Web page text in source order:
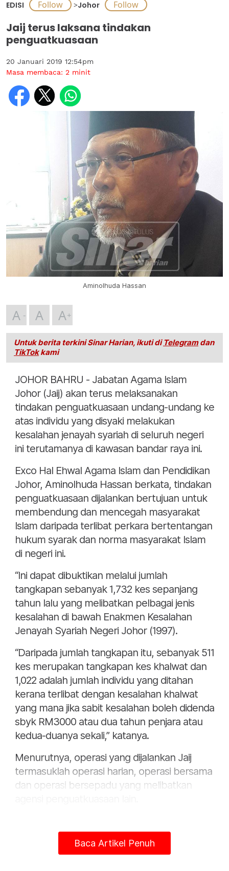
EDISI >Johor
Jaij terus laksana tindakan
penguatkuasaan
20 Januari 2019 12:54pm
Masa membaca: 2 minit
Aminolhuda Hassan
A A A
Untuk berita terkini Sinar Harian, ikuti di Telegramdan
TikTokkami
JOHOR BAHRU - Jabatan Agama Islam
Johor (Jaij) akan terus melaksanakan
tindakan penguatkuasaan undang-undang ke
atas individu yang disyaki melakukan
kesalahan jenayah syariah di seluruh negeri
ini terutamanya di kawasan bandar raya ini.
Exco Hal Ehwal Agama Islam dan Pendidikan
Johor, Aminolhuda Hassan berkata, tindakan
penguatkuasaan dijalankan bertujuan untuk
membendung dan mencegah masyarakat
Islam daripada terlibat perkara bertentangan
hukum syarak dan norma masyarakat Islam
di negeri ini.
“Ini dapat dibuktikan melalui jumlah
tangkapan sebanyak 1,732 kes sepanjang
tahun lalu yang melibatkan pelbagai jenis
kesalahan di bawah Enakmen Kesalahan
Jenayah Syariah Negeri Johor (1997).
“Daripada jumlah tangkapan itu, sebanyak 511
kes merupakan tangkapan kes khalwat dan
1,022 adalah jumlah individu yang ditahan
kerana terlibat dengan kesalahan khalwat
yang mana jika sabit kesalahan boleh didenda
sbyk RM3000 atau dua tahun penjara atau
kedua-duanya sekali,” katanya.
Menurutnya, operasi yang dijalankan Jaij
termasuklah operasi harian, operasi bersama
dan operasi bersepadu yang melibatkan
termasuklah berjudi iaitu di bawah seksyen
18(1) serta kesalahan meminum minuman
Baca Artikel Penuh